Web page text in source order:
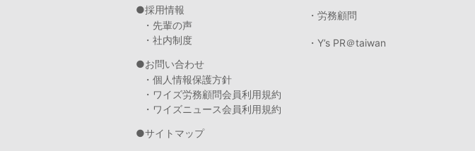
採用情報
・先輩の声
・社内制度
お問い合わせ
・個人情報保護方針
・ワイズ労務顧問会員利用規約
・ワイズニュース会員利用規約
サイトマップ
・労務顧問
・Y’s PR＠taiwan